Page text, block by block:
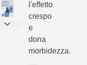
l'effetto
crespo
e
dona
morbidezza.